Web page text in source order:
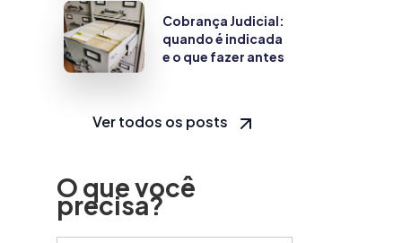
Cobrança Judicial:
quando é indicada
e o que fazer antes
Ver todos os posts
O que você
precisa?